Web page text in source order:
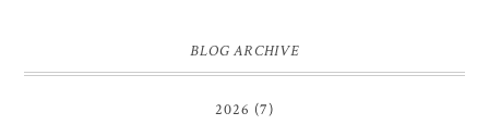
BLOG ARCHIVE
2026 (7)